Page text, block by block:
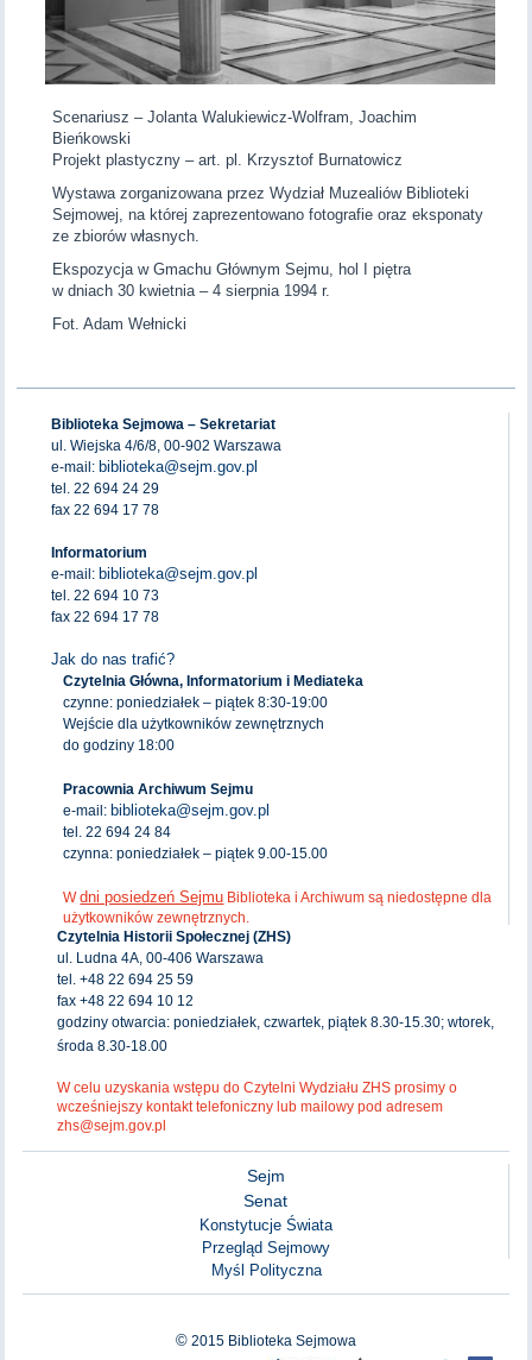
Scenariusz – Jolanta Walukiewicz-Wolfram, Joachim
Bieńkowski
Projekt plastyczny – art. pl. Krzysztof Burnatowicz
Wystawa zorganizowana przez Wydział Muzealiów Biblioteki
Sejmowej, na której zaprezentowano fotografie oraz eksponaty
ze zbiorów własnych.
Ekspozycja w Gmachu Głównym Sejmu, hol I piętra
w dniach 30 kwietnia – 4 sierpnia 1994 r.
Fot. Adam Wełnicki
Biblioteka Sejmowa – Sekretariat
ul. Wiejska 4/6/8, 00-902 Warszawa
e-mail: biblioteka@sejm.gov.pl
tel. 22 694 24 29
fax 22 694 17 78
Informatorium
e-mail: biblioteka@sejm.gov.pl
tel. 22 694 10 73
fax 22 694 17 78
Jak do nas trafić?
Czytelnia Główna, Informatorium i Mediateka
czynne: poniedziałek – piątek 8:30-19:00
Wejście dla użytkowników zewnętrznych
do godziny 18:00
Pracownia Archiwum Sejmu
e-mail: biblioteka@sejm.gov.pl
tel. 22 694 24 84
czynna: poniedziałek – piątek 9.00-15.00
Wdni posiedzeń Sejmu Biblioteka i Archiwum są niedostępne dla
użytkowników zewnętrznych.
Czytelnia Historii Społecznej (ZHS)
ul. Ludna 4A, 00-406 Warszawa
tel. +48 22 694 25 59
fax +48 22 694 10 12
godziny otwarcia: poniedziałek, czwartek, piątek 8.30-15.30; wtorek,
środa 8.30-18.00
W celu uzyskania wstępu do Czytelni Wydziału ZHS prosimy o
wcześniejszy kontakt telefoniczny lub mailowy pod adresem
zhs@sejm.gov.pl
Sejm
Senat
Konstytucje Świata
Przegląd Sejmowy
Myśl Polityczna
© 2015 Biblioteka Sejmowa